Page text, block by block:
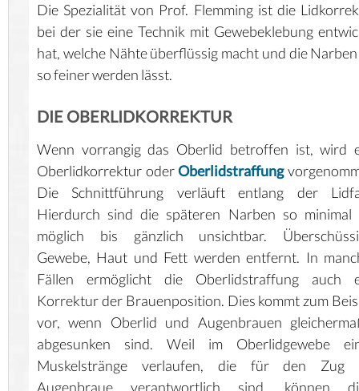
Die Spezialität von Prof. Flemming ist die
bei der sie eine Technik mit Gewebeklebung
hat, welche Nähte überflüssig macht und die
so feiner werden lässt.
DIE OBERLIDKORREKTUR
Wenn vorrangig das Oberlid betroffen ist, wird
Oberlidkorrektur oderOberlidstraffung
Die Schnittführung verläuft entlang der
Hierdurch sind die späteren Narben so minimal
möglich bis gänzlich unsichtbar.
Gewebe, Haut und Fett werden entfernt. In
Fällen ermöglicht die Oberlidstraffung auch
Korrektur der Brauenposition. Dies kommt zum
vor, wenn Oberlid und Augenbrauen
abgesunken sind. Weil im Oberlidgewebe
Muskelstränge verlaufen, die für den Zug
Augenbraue verantwortlich sind, können